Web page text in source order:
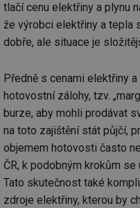
tlačí cenu elektřiny a plynu
že výrobci elektřiny a tepla
dobře, ale situace je
Předně s cenami elektřiny
hotovostní zálohy, tzv.
burze, aby mohli prodávat
na toto zajištění stát půjčí,
objemem hotovosti často
ČR, k podobným krokům
Tato skutečnost také
zdroje elektřiny, kterou by